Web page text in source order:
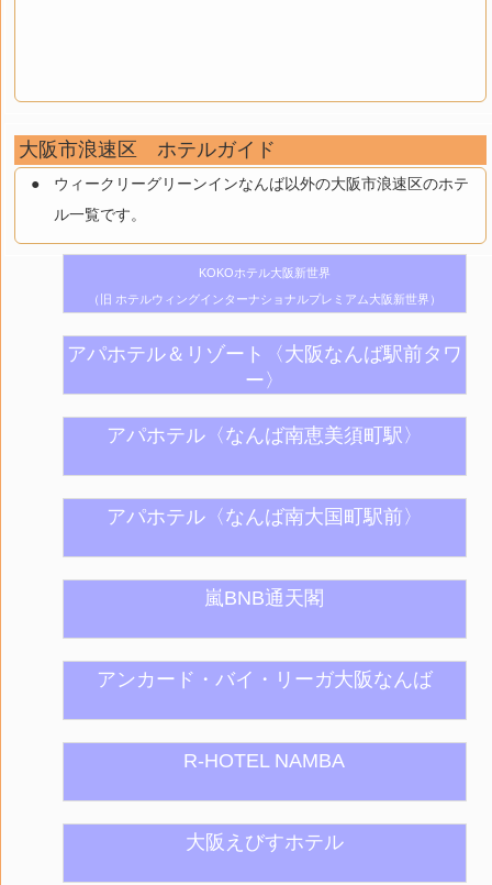
大阪市浪速区 ホテルガイド
ウィークリーグリーンインなんば以外の大阪市浪速区のホテ
ル一覧です。
KOKOホテル大阪新世界
（旧 ホテルウィングインターナショナルプレミアム大阪新世界）
アパホテル＆リゾート〈大阪なんば駅前タワ
ー〉
アパホテル〈なんば南恵美須町駅〉
アパホテル〈なんば南大国町駅前〉
嵐BNB通天閣
アンカード・バイ・リーガ大阪なんば
R-HOTEL NAMBA
大阪えびすホテル